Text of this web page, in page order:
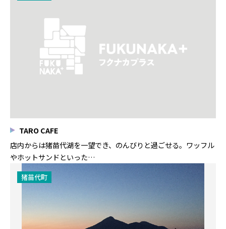
TARO CAFE
店内からは猪苗代湖を一望でき、のんびりと過ごせる。ワッフル
やホットサンドといった…
猪苗代町